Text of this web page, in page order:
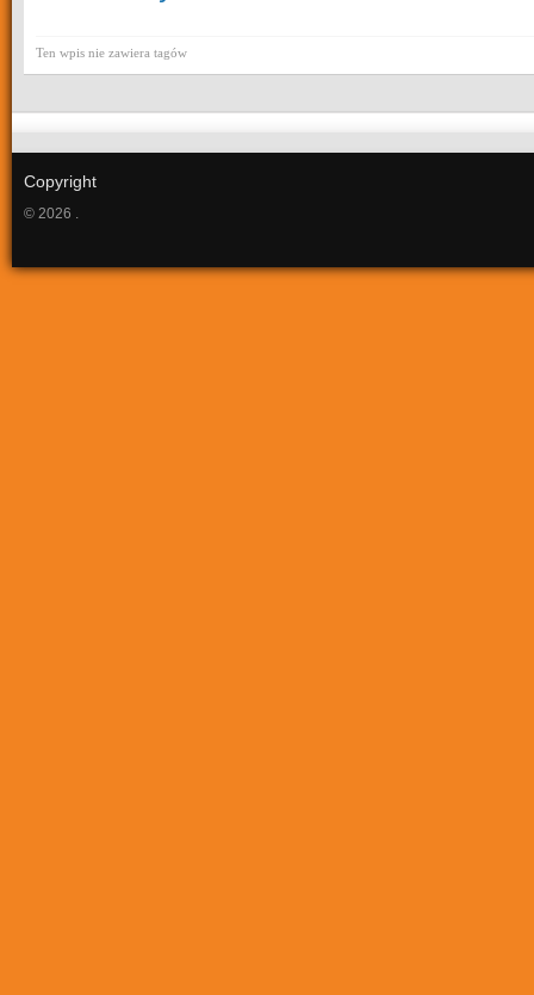
Ten wpis nie zawiera tagów
Copyright
© 2026 .